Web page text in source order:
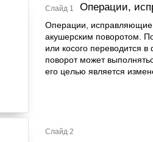
Слайд 1 Операции,
Операции, исправляющие
акушерским поворотом.
или косого переводится
поворот может
его целью является
Слайд 2